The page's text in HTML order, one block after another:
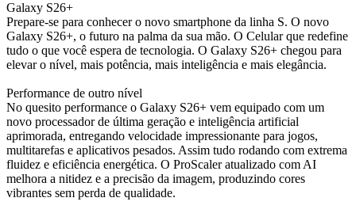
Galaxy S26+
Prepare-se para conhecer o novo smartphone da linha S. O novo
Galaxy S26+, o futuro na palma da sua mão. O Celular que redefine
tudo o que você espera de tecnologia. O Galaxy S26+ chegou para
elevar o nível, mais potência, mais inteligência e mais elegância.
Performance de outro nível
No quesito performance o Galaxy S26+ vem equipado com um
novo processador de última geração e inteligência artificial
aprimorada, entregando velocidade impressionante para jogos,
multitarefas e aplicativos pesados. Assim tudo rodando com extrema
fluidez e eficiência energética. O ProScaler atualizado com AI
melhora a nitidez e a precisão da imagem, produzindo cores
vibrantes sem perda de qualidade.